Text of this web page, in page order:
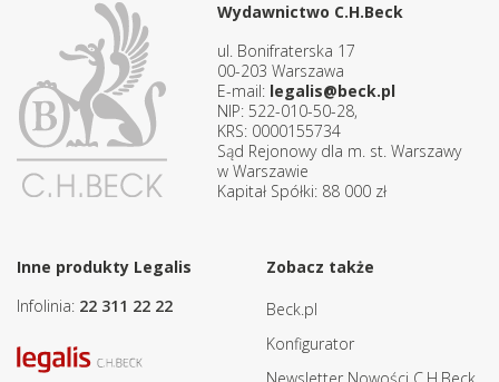
Wydawnictwo C.H.Beck
ul. Bonifraterska 17
00-203 Warszawa
E-mail: legalis@beck.pl
NIP: 522-010-50-28,
KRS: 0000155734
Sąd Rejonowy dla m. st. Warszawy
w Warszawie
Kapitał Spółki: 88 000 zł
Inne produkty Legalis
Infolinia: 22 311 22 22
Zobacz także
Beck.pl
Konfigurator